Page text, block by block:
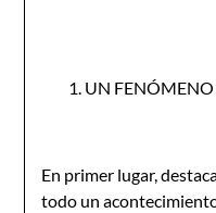
UN
En primer lugar,
todo un